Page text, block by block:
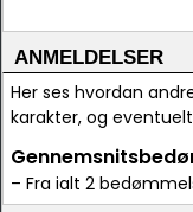
ANMELDELSER
Her ses hvordan
karakter, og
– Fra ialt 2